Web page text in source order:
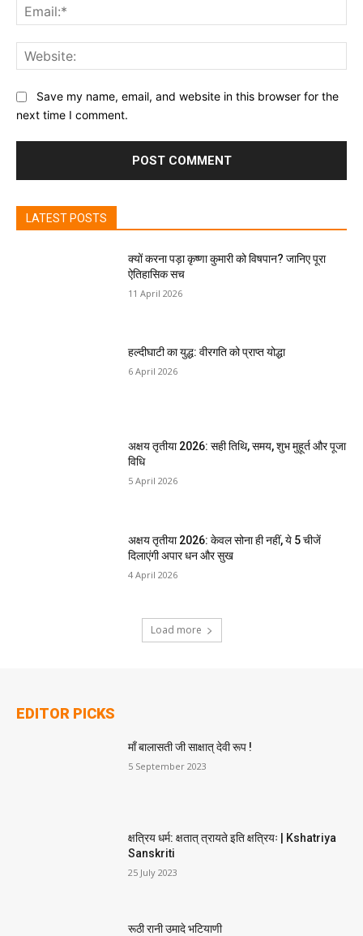
Save my name, email, and website in this browser for the
next time I comment.
LATEST POSTS
क्यों करना पड़ा कृष्णा कुमारी को विषपान? जानिए पूरा
ऐतिहासिक सच
11 April 2026
हल्दीघाटी का युद्ध: वीरगति को प्राप्त योद्धा
6 April 2026
अक्षय तृतीया 2026: सही तिथि, समय, शुभ मुहूर्त और पूजा
विधि
5 April 2026
अक्षय तृतीया 2026: केवल सोना ही नहीं, ये 5 चीजें
दिलाएंगी अपार धन और सुख
4 April 2026
Load more
EDITOR PICKS
माँ बालासती जी साक्षात् देवी रूप !
5 September 2023
क्षत्रिय धर्म: क्षतात् त्रायते इति क्षत्रियः | Kshatriya
Sanskriti
25 July 2023
रूठी रानी उमादे भटियाणी